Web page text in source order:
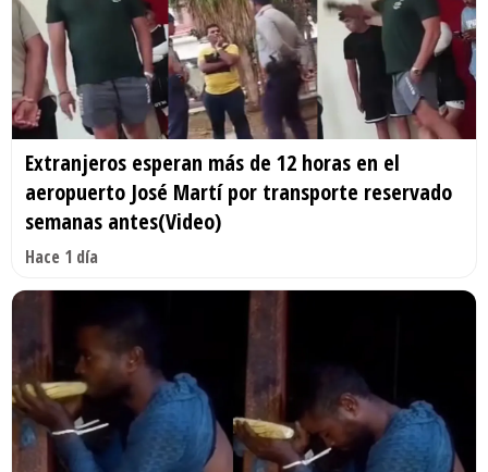
Extranjeros esperan más de 12 horas en el
aeropuerto José Martí por transporte reservado
semanas antes(Video)
Hace 1 día